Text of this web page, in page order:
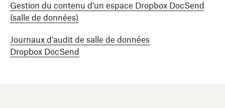
Gestion du contenu d’un espace Dropbox DocSend
(salle de données)
Journaux d’audit de salle de données
Dropbox DocSend